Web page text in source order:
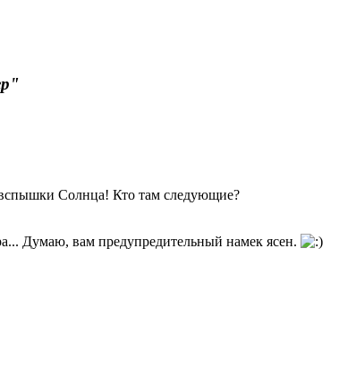
Солнца! Кто там следующие?
Думаю, вам предупредительный намек ясен.